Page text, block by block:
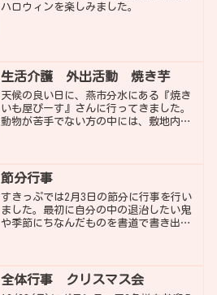
ハロウィンを楽しみました。
生活介護 外出活動 焼き芋
天候の良い日に、燕市分水にある『焼き
いも屋ぴーす』さんに行ってきました。
動物が苦手でない方の中には、敷地内に
た。
節分行事
すきっぷでは2月3日の節分に行事を行い
ました。最初に自分の中の退治したい鬼
や季節にちなんだものを書道で書き出し
した。退治したい鬼を書...
全体行事 クリスマス会